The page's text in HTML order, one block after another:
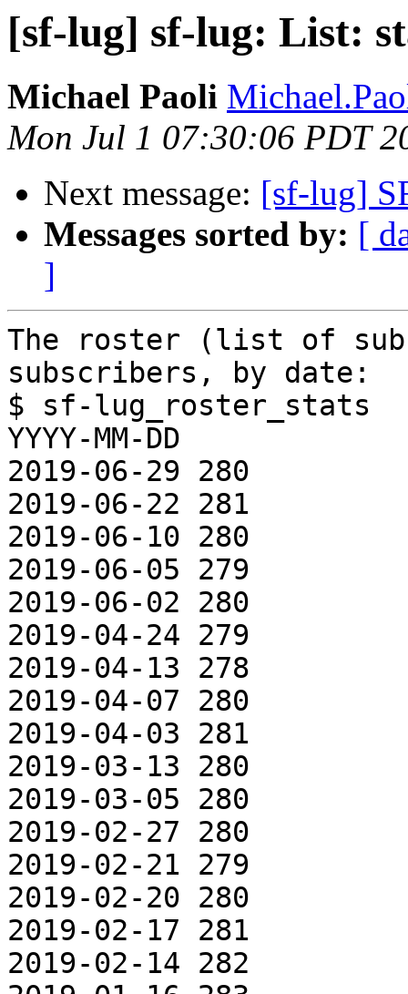
[sf-lug] sf-lug: List:
Michael Paoli
Mon Jul 1 07:30:06 PDT
Next message: [sf-lug]
Messages sorted by: [
]
The roster (list of
subscribers, by date:
$ sf-lug_roster_stats
YYYY-MM-DD
2019-06-29 280
2019-06-22 281
2019-06-10 280
2019-06-05 279
2019-06-02 280
2019-04-24 279
2019-04-13 278
2019-04-07 280
2019-04-03 281
2019-03-13 280
2019-03-05 280
2019-02-27 280
2019-02-21 279
2019-02-20 280
2019-02-17 281
2019-02-14 282